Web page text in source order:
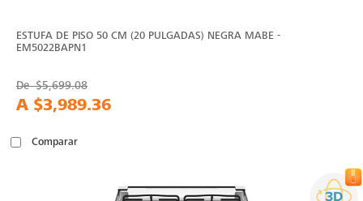
ESTUFA DE PISO 50 CM (20 PULGADAS) NEGRA MABE -
EM5022BAPN1
De$5,699.08
A $3,989.36
Comparar